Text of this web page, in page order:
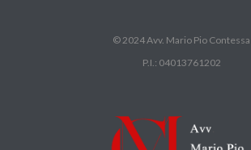
© 2024 Avv. Mario Pio Contessa
P.I.: 04013761202